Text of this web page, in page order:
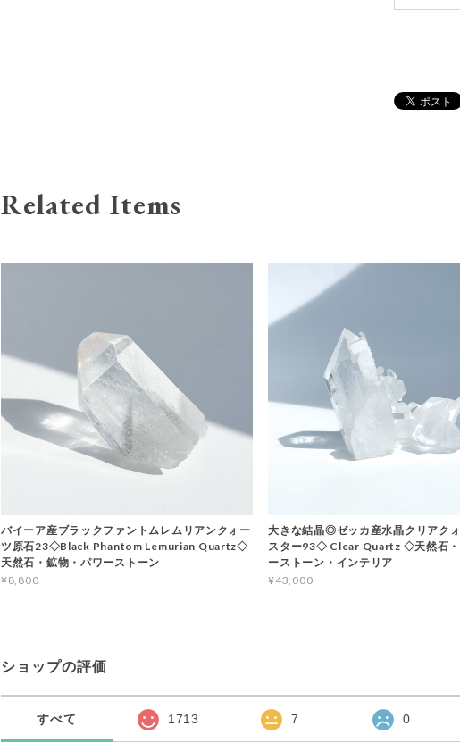
Related Items
バイーア産ブラックファントムレムリアンクォー
ツ原石23◇Black Phantom Lemurian Quartz◇
天然石・鉱物・パワーストーン
¥8,800
大きな結晶◎ゼッカ産水晶クリアク
スター93◇ Clear Quartz ◇天然石・
ーストーン・インテリア
¥43,000
ショップの評価
すべて 1713 7 0